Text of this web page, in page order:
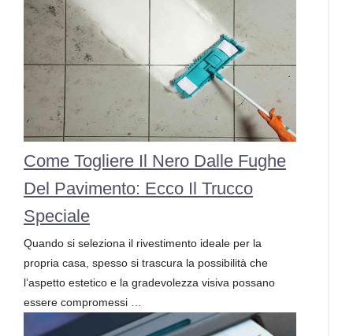
Come Togliere Il Nero Dalle Fughe
Del Pavimento: Ecco Il Trucco
Speciale
Quando si seleziona il rivestimento ideale per la
propria casa, spesso si trascura la possibilità che
l’aspetto estetico e la gradevolezza visiva possano
essere compromessi …